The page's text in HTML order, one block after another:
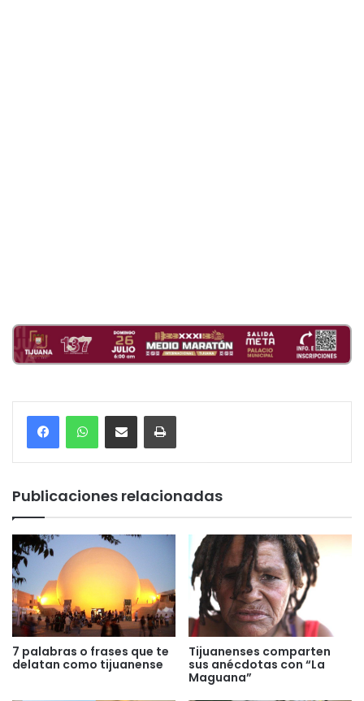
Compartir por correo electrónicoImprimir
Publicaciones relacionadas
7 palabras o frases que te
delatan como tijuanense
Tijuanenses comparten
sus anécdotas con “La
Maguana”